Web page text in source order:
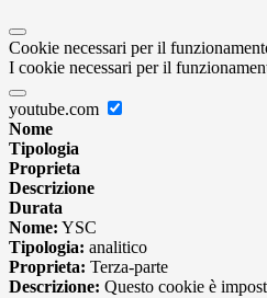
Cookie necessari per il
I cookie necessari per il
youtube.com
Nome
Tipologia
Proprieta
Descrizione
Durata
Nome: YSC
Tipologia: analitico
Proprieta: Terza-parte
Descrizione: Questo cookie è